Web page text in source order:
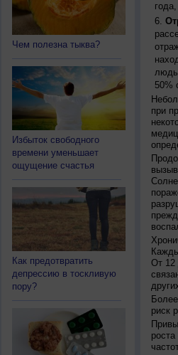
Чем полезна тыква?
Избыток свободного
времени уменьшает
ощущение счастья
Как предотвратить
депрессию в тоскливую
пору?
50%
при
От 12
риск